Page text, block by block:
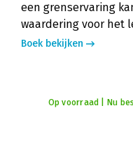
een grenservaring
waardering voor het
Boek bekijken
Op voorraad | Nu